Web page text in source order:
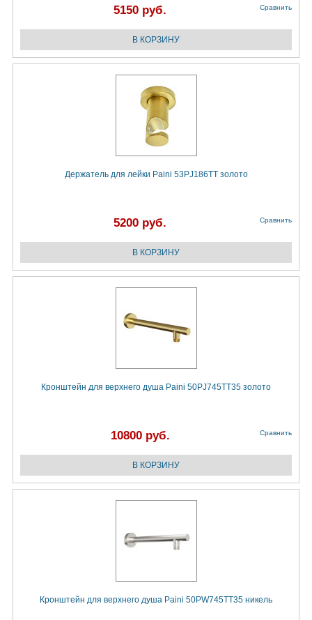
5150 руб. Сравнить
Держатель для лейки Paini 53PJ186TT золото
5200 руб. Сравнить
Кронштейн для верхнего душа Paini 50PJ745TT35 золото
10800 руб. Сравнить
Кронштейн для верхнего душа Paini 50PW745TT35 никель